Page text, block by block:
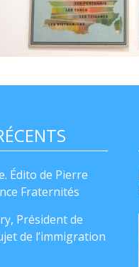
Édito de Pierre
Fraternités
Président de
de l’immigration